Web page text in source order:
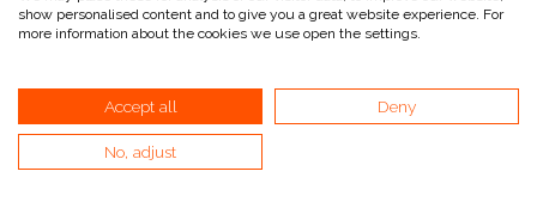
Collegamenti utili
Home
show personalised content and to give you a great website experience. For
more information about the cookies we use open the settings.
Accept all Deny
No, adjust